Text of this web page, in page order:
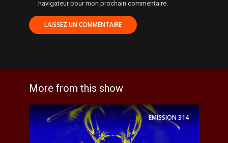
navigateur pour mon prochain commentaire.
More from this show
EMISSION314